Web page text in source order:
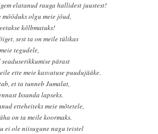
elatanud rauga hallidest juustest!
mõõduks olgu meie jõud,
kõlbmatuks!
sest ta on meile tülikas
tegudele,
pärast
ette meie kasvatuse puudujääke.
et ta tunneb Jumalat,
Issanda lapseks.
etteheiteks meie mõtetele,
on ta meile koormaks.
ei ole niisugune nagu teistel